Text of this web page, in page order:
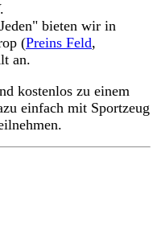
bieten wir in
(Preins Feld,
an.
kostenlos zu einem
einfach mit Sportzeug